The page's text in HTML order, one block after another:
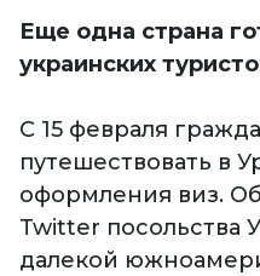
Еще одна страна
украинских
С 15 февраля
путешествовать в
оформления виз.
Twitter посольства
далекой